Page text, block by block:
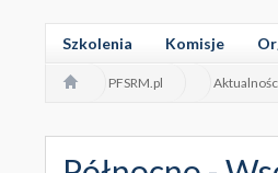
Szkolenia Komisje
PFSRM.pl